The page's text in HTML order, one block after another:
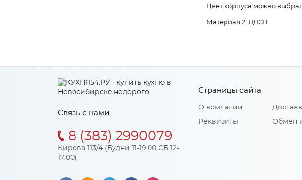
Цвет корпуса можно
Материал 2: ЛДСП
Связь с нами
8 (383) 2990079
Кирова 113/4 (Будни 11-19:00 СБ 12-
17:00)
Страницы сайта
О компании
Реквизиты Обмен